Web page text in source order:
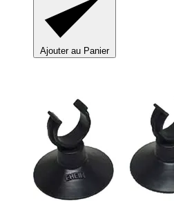
Ajouter au Panier